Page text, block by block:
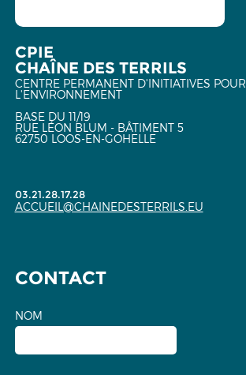
CPIE
CHAÎNE DES TERRILS
CENTRE PERMANENT D'INITIATIVES POUR
L'ENVIRONNEMENT
BASE DU 11/19
RUE LÉON BLUM - BÂTIMENT 5
62750 LOOS-EN-GOHELLE
03.21.28.17.28
ACCUEIL@CHAINEDESTERRILS.EU
CONTACT
NOM